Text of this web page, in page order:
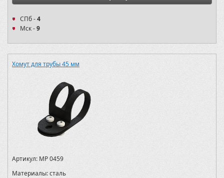
СПб -4
Мск -9
Хомут для трубы 45 мм
Артикул: MP 0459
Материалы:сталь